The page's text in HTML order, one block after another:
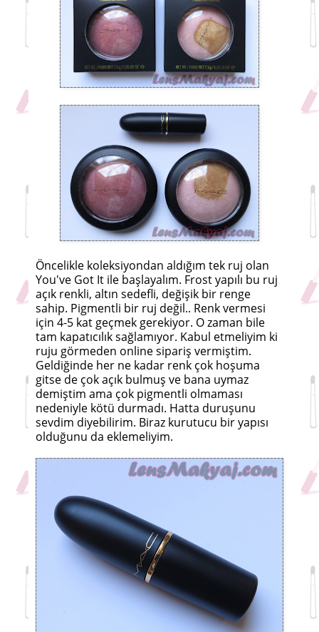
Öncelikle koleksiyondan aldığım tek ruj olan
You've Got It ile başlayalım. Frost yapılı bu ruj
açık renkli, altın sedefli, değişik bir renge
sahip. Pigmentli bir ruj değil.. Renk vermesi
için 4-5 kat geçmek gerekiyor. O zaman bile
tam kapatıcılık sağlamıyor. Kabul etmeliyim ki
ruju görmeden online sipariş vermiştim.
Geldiğinde her ne kadar renk çok hoşuma
gitse de çok açık bulmuş ve bana uymaz
demiştim ama çok pigmentli olmaması
nedeniyle kötü durmadı. Hatta duruşunu
sevdim diyebilirim. Biraz kurutucu bir yapısı
olduğunu da eklemeliyim.